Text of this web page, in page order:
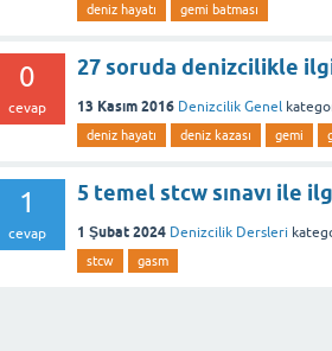
deniz hayatı gemi batması
0
cevap
27 soruda denizcilikle
13 Kasım 2016 Denizcilik Genel
deniz hayatı deniz kazası gemi
1
cevap
5 temel stcw sınavı ile
1 Şubat 2024 Denizcilik Dersleri
stcw gasm